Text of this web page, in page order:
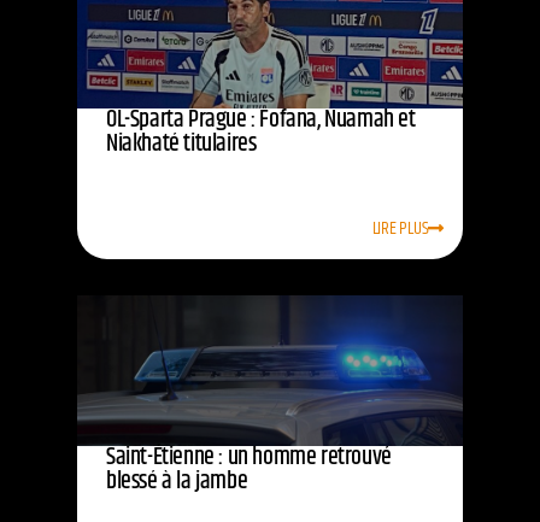
OL-Sparta Prague : Fofana, Nuamah et
Niakhaté titulaires
LIRE PLUS
Saint-Étienne : un homme retrouvé
blessé à la jambe